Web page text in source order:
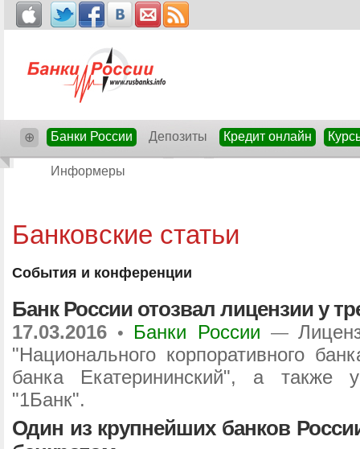
⊕ Банки России Депозиты Кредит онлайн
Информеры
Банковские статьи
События и конференции
Банк России отозвал лицензии у
17.03.2016 • Банки России —
"Национального корпоративного
банка Екатерининский", а также у
"1Банк".
Один из крупнейших банков